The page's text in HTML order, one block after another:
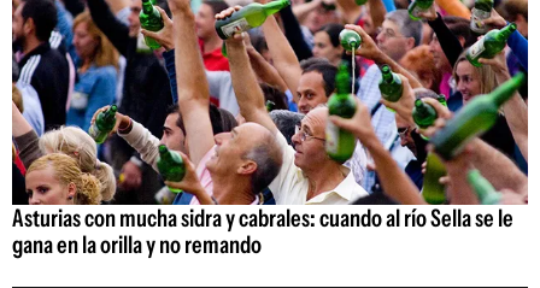
Asturias con mucha sidra y cabrales: cuando al río Sella se le
gana en la orilla y no remando